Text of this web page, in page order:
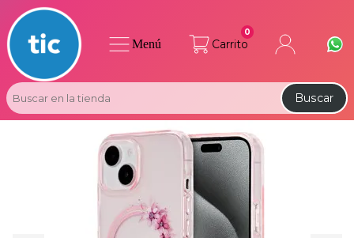
Carrito
0
Buscar
Menú